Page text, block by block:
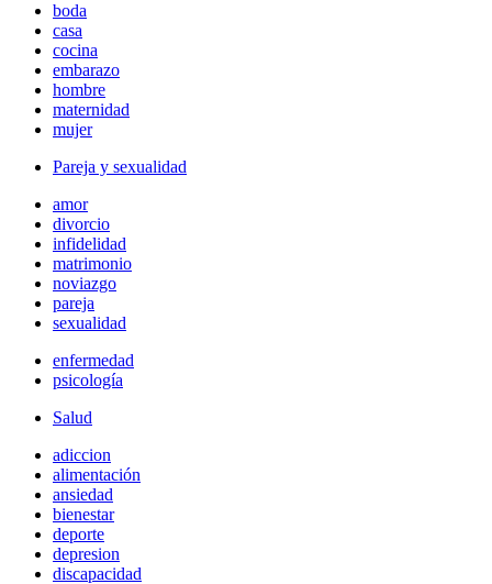
boda
casa
cocina
embarazo
hombre
maternidad
mujer
Pareja y sexualidad
amor
divorcio
infidelidad
matrimonio
noviazgo
pareja
sexualidad
enfermedad
psicología
Salud
adiccion
alimentación
ansiedad
bienestar
deporte
depresion
discapacidad